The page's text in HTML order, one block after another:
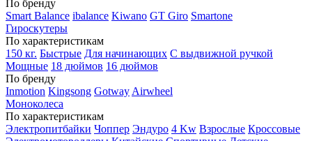
По бренду
Smart Balance ibalance Kiwano GT Giro Smartone
Гироскутеры
По характеристикам
150 кг. Быстрые Для начинающих С выдвижной ручкой
Мощные 18 дюймов 16 дюймов
По бренду
Inmotion Kingsong Gotway Airwheel
Моноколеса
По характеристикам
Электропитбайки Чоппер Эндуро 4 Kw Взрослые Кроссовые